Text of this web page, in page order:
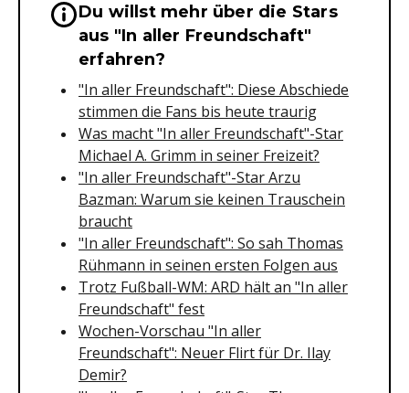
Wichtige Hinweise &
Du willst mehr über die Stars
aus "In aller Freundschaft"
erfahren?
"In aller Freundschaft": Diese Abschiede
stimmen die Fans bis heute traurig
Was macht "In aller Freundschaft"-Star
Michael A. Grimm in seiner Freizeit?
"In aller Freundschaft"-Star Arzu
Bazman: Warum sie keinen Trauschein
braucht
"In aller Freundschaft": So sah Thomas
Rühmann in seinen ersten Folgen aus
Trotz Fußball-WM: ARD hält an "In aller
Freundschaft" fest
Wochen-Vorschau "In aller
Freundschaft": Neuer Flirt für Dr. Ilay
Demir?